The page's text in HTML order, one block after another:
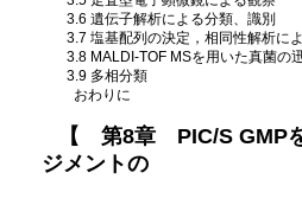
3.6 遺伝子解析による分類、識別
3.7 塩基配列の決定，相同性解析に
3.8 MALDI-TOF MSを用いた真菌の
3.9 多相分類
おわりに
【 第8章 PIC/S GMP
ジメントの
考え